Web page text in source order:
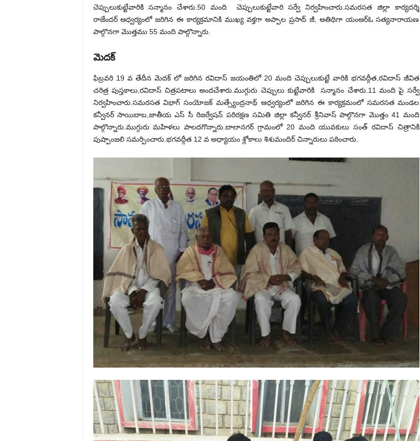
చెప్పులుకుట్టేవారికి సన్మానం చేశారు.50 మంది చెప్పులుకుట్టేవారి సర్వే నిర్వహించారు.సమరసత జిల్లా కార్యదర్శి
రాజేందర్ ఆధ్వర్యంలో జరిగిన ఈ కార్యక్రమానికి ముఖ్య వక్తగా అప్పాల ప్రసాద్ జీ, అతిథిగా యంఆర్ఓ సత్యనారాయణ
పాల్గొనగా మొత్తము 55 మంది పాల్గొన్నారు.
మెదక్
ఫిబ్రవరి 19 వ తేదీన మెదక్ లో జరిగిన రవిదాస్ జయంతిలో 20 మంది చెప్పులుకుట్టే వారికి భగవద్గీత,రవిదాస్ జీవిత
చరిత్ర పుస్తకాలు,రవిదాస్ చిత్రపటాలు అందచేశారు.ముగ్గురు చెప్పులు కుట్టేవారికి సన్మానం చేశారు.11 మంది పై సర్వే
నిర్వహించారు.సమరసత విభాగ్ సంయోజక్ మత్స్యేంద్రనాథ్ ఆధ్వర్యంలో జరిగిన ఈ కార్యక్రమంలో సమరసత మండల
కన్వీనర్ సాయిబాబ,జాతీయ ఎస్ సీ రిజర్వేషన్ పరిరక్షణ సమితి జిల్లా కన్వీనర్ శ్రీనివాస్ పాల్గొనగా మొత్తం 41 మంది
పాల్గొన్నారు.ముగ్గురు మహిళలు పాలదగొన్నారు.బాలానగర్ గ్రామంలో 20 మంది యువకులు సంత్ రవిదాస్ చిత్రానికి
పుష్పాంజలి సమర్పించారు.భగవద్గీత 12 వ అధ్యాయం శ్లోకాలు శిశుమందిర్ చిన్నారులు పఠించారు.